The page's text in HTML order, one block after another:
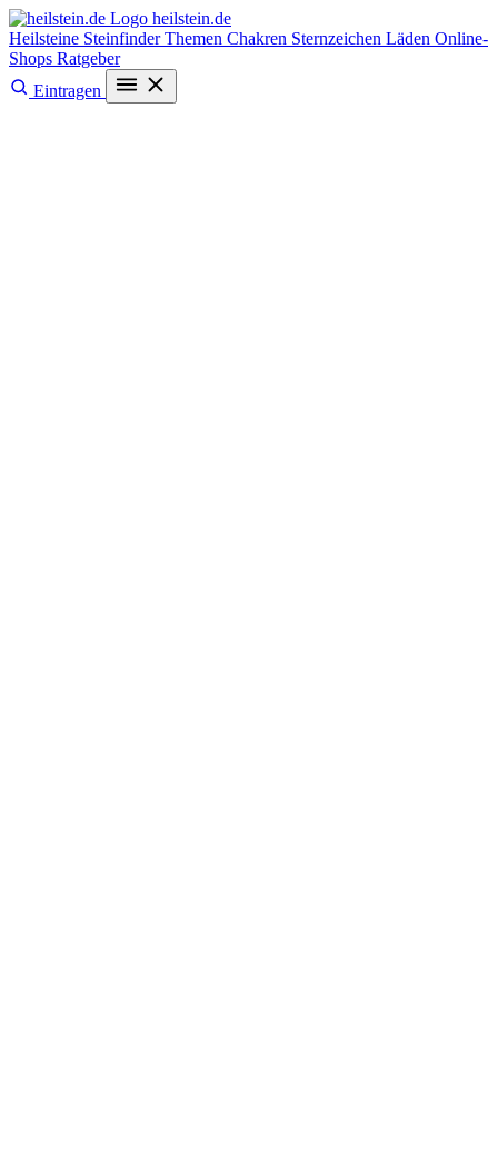
heilstein.de
Heilsteine SteinfinderThemen Chakren Sternzeichen Läden Online-
Shops Ratgeber
Eintragen